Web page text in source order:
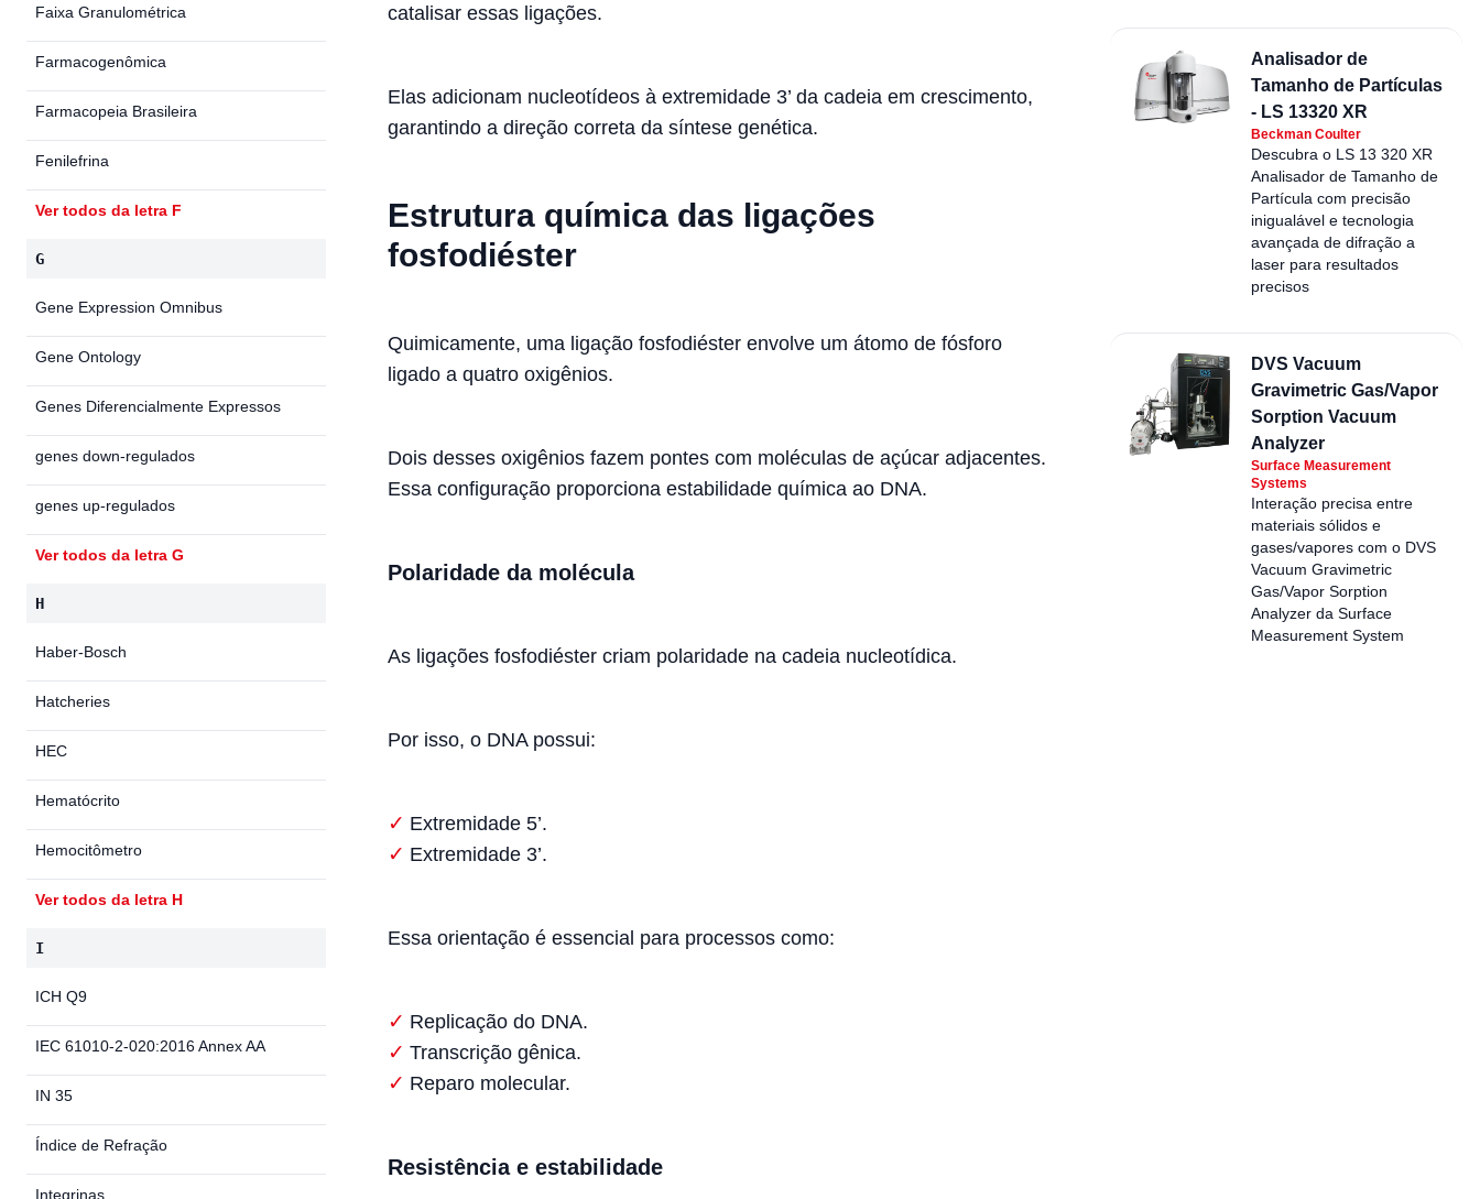
catalisar essas ligações.
Elas adicionam nucleotídeos à extremidade 3’ da cadeia em crescimento,
garantindo a direção correta da síntese genética.
Estrutura química das ligações
fosfodiéster
Quimicamente, uma ligação fosfodiéster envolve um átomo de fósforo
ligado a quatro oxigênios.
Dois desses oxigênios fazem pontes com moléculas de açúcar adjacentes.
Essa configuração proporciona estabilidade química ao DNA.
Polaridade da molécula
As ligações fosfodiéster criam polaridade na cadeia nucleotídica.
Por isso, o DNA possui:
Extremidade 5’.
Extremidade 3’.
Essa orientação é essencial para processos como:
Replicação do DNA.
Transcrição gênica.
Reparo molecular.
Resistência e estabilidade
Faixa Granulométrica
Farmacogenômica
Farmacopeia Brasileira
Fenilefrina
Ver todos da letra F
G
Gene Expression Omnibus
Gene Ontology
Genes Diferencialmente Expressos
genes down-regulados
genes up-regulados
Ver todos da letra G
H
Haber-Bosch
Hatcheries
HEC
Hematócrito
Hemocitômetro
Ver todos da letra H
I
ICH Q9
IEC 61010-2-020:2016 Annex AA
IN 35
Índice de Refração
Integrinas
Analisador de
Tamanho de Partículas
- LS 13320 XR
Beckman Coulter
Descubra o LS 13 320 XR
Analisador de Tamanho de
Partícula com precisão
inigualável e tecnologia
avançada de difração a
laser para resultados
precisos
DVS Vacuum
Gravimetric Gas/Vapor
Sorption Vacuum
Analyzer
Surface Measurement
Systems
Interação precisa entre
materiais sólidos e
gases/vapores com o DVS
Vacuum Gravimetric
Gas/Vapor Sorption
Analyzer da Surface
Measurement System